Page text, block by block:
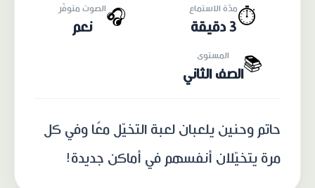
⏱️مدّة الاستماع
3 دقيقة
🎧الصوت متوفّر
نعم
📚 المستوى
الصف الثاني
حاتم وحنين يلعبان لعبة التخيّل معًا وفي كل
مرة يتخيّلان أنفسهم في أماكن جديدة!